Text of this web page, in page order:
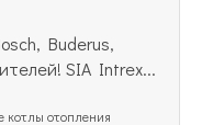
Buderus,
SIA Intrex...
котлы отопления